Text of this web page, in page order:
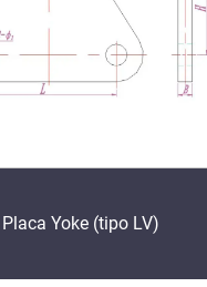
Placa Yoke (tipo LV)